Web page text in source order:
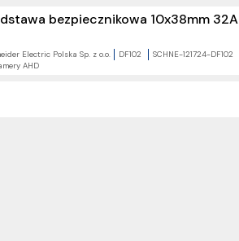
bezpiecznikowa 10x38mm 32A
Electric Polska Sp. z o.o. DF102
SCHNE-121724-DF102
AHD